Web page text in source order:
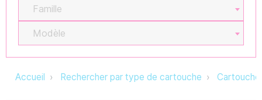
Famille
Modèle
Accueil Rechercher par type de cartouche